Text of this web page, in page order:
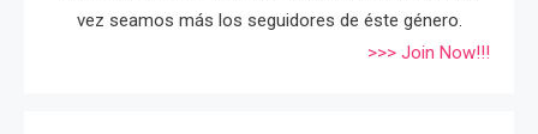
vez seamos más los seguidores de éste género.
>>> Join Now!!!